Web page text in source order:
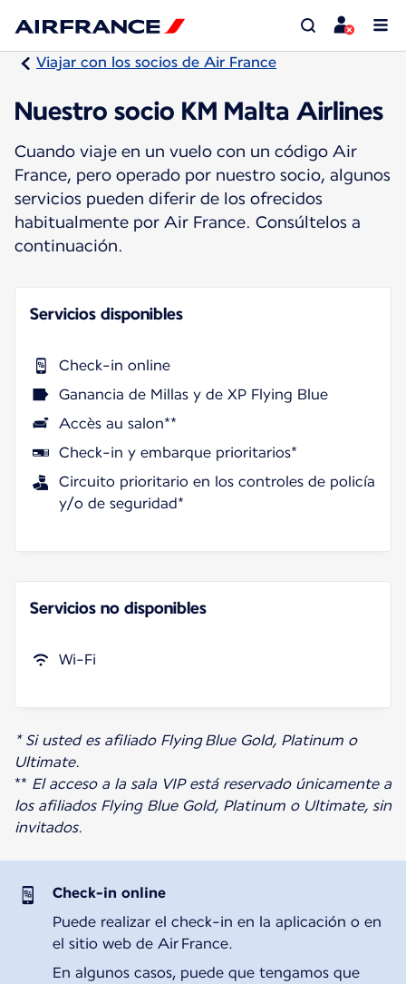
Viajar con los socios de Air France
Nuestro socio KM Malta Airlines
Cuando viaje en un vuelo con un código Air
France, pero operado por nuestro socio, algunos
servicios pueden diferir de los ofrecidos
habitualmente por Air France. Consúltelos a
continuación.
Servicios disponibles
Check-in online
Ganancia de Millas y de XP Flying Blue
Accès au salon**
Check-in y embarque prioritarios*
Circuito prioritario en los controles de policía
y/o de seguridad*
Servicios no disponibles
Wi-Fi
* Si usted es afiliado Flying Blue Gold, Platinum o
Ultimate.
** El acceso a la sala VIP está reservado únicamente a
los afiliados Flying Blue Gold, Platinum o Ultimate, sin
invitados.
Check-in online
Puede realizar el check-in en la aplicación o en
el sitio web de Air France.
En algunos casos, puede que tengamos que